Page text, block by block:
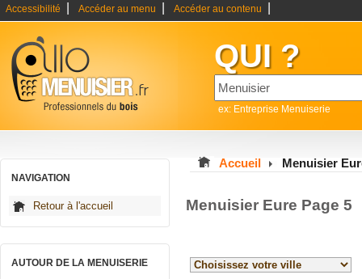
Accessibilité Accéder au menu Accéder au contenu
QUI ?
ex: Entreprise Menuiserie
NAVIGATION
Retour à l'accueil
AUTOUR DE LA MENUISERIE
Accueil Menuisier
Menuisier Eure Page 5